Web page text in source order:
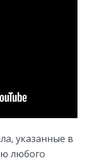
указанные в
любого